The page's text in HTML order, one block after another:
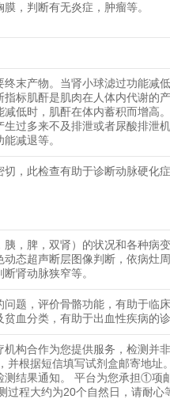
，判断有无炎症，肿瘤等。
终末产物。当肾小球滤过功能减
标肌酐是肌肉在人体内代谢的
低时，肌酐在体内蓄积而增高
过多来不及排泄或者尿酸排泄
减退等。
，此检查有助于诊断动脉硬化
，脾，双肾）的状况和各种病
动态超声断层图像判断，依病灶
肾动脉狭窄等。
题，评价骨骼功能，有助于临
血分类，有助于出血性疾病的诊
构合作为您提供服务，检测并
并根据短信填写试剂盒邮寄地
结果通知。 平台为您承担①项
过程大约为20个自然日，请耐心